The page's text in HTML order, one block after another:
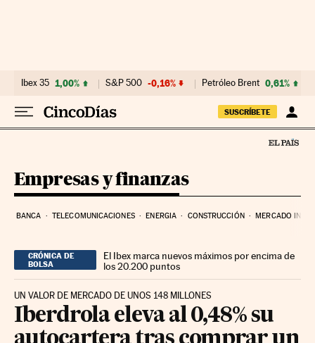
Ibex 35 1,00% S&P 500 -0,16% Petróleo Brent 0,61%
SUSCRÍBETE
Empresas y finanzas
BANCA TELECOMUNICACIONES ENERGIA CONSTRUCCIÓN MERCADO
CRÓNICA DE
BOLSA
El Ibex marca nuevos máximos por encima de
los 20.200 puntos
UN VALOR DE MERCADO DE UNOS 148 MILLONES
Iberdrola eleva al 0,48% su